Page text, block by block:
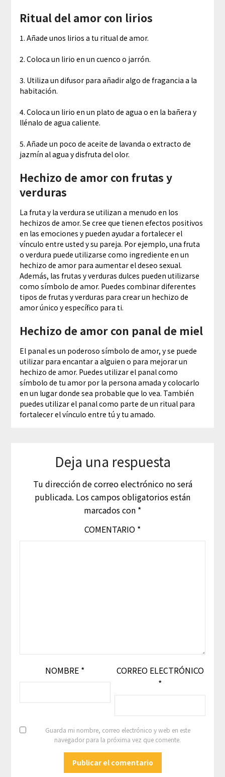
Ritual del amor con lirios
1. Añade unos lirios a tu ritual de amor.
2. Coloca un lirio en un cuenco o jarrón.
3. Utiliza un difusor para añadir algo de fragancia a la
habitación.
4. Coloca un lirio en un plato de agua o en la bañera y
llénalo de agua caliente.
5. Añade un poco de aceite de lavanda o extracto de
jazmín al agua y disfruta del olor.
Hechizo de amor con frutas y
verduras
La fruta y la verdura se utilizan a menudo en los
hechizos de amor. Se cree que tienen efectos positivos
en las emociones y pueden ayudar a fortalecer el
vínculo entre usted y su pareja. Por ejemplo, una fruta
o verdura puede utilizarse como ingrediente en un
hechizo de amor para aumentar el deseo sexual.
Además, las frutas y verduras dulces pueden utilizarse
como símbolo de amor. Puedes combinar diferentes
tipos de frutas y verduras para crear un hechizo de
amor único y específico para ti.
Hechizo de amor con panal de miel
El panal es un poderoso símbolo de amor, y se puede
utilizar para encantar a alguien o para mejorar un
hechizo de amor. Puedes utilizar el panal como
símbolo de tu amor por la persona amada y colocarlo
en un lugar donde sea probable que lo vea. También
puedes utilizar el panal como parte de un ritual para
fortalecer el vínculo entre tú y tu amado.
Deja una respuesta
Tu dirección de correo electrónico no será
publicada. Los campos obligatorios están
marcados con *
COMENTARIO *
NOMBRE *
CORREO ELECTRÓNICO
*
Guarda mi nombre, correo electrónico y web en este
navegador para la próxima vez que comente.